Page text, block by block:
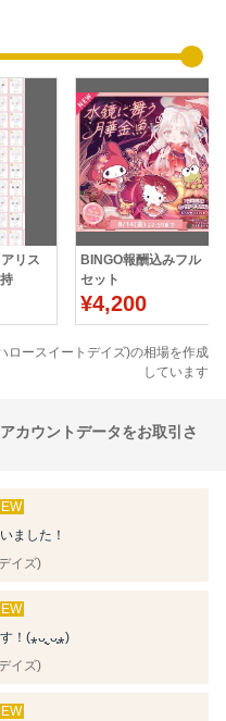
リス
BINGO報酬込みフル
セット
¥4,200
ロースイートデイズ)の相場を作成
しています
カウントデータをお取引さ
ました！
イズ)
！(⁎ᴗ͈ˬᴗ͈⁎)
イズ)